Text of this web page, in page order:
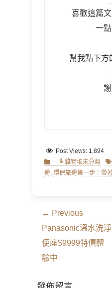
喜歡這篇
一
幫我點下方
Post Views: 1,894
Categories
╚ 雜物堆未分類
遊, 環保旅遊第一步：帶
文
章
導
覽
← Previous
Previous
post:
Panasonic溫水洗淨
便座$9999特價體
驗中